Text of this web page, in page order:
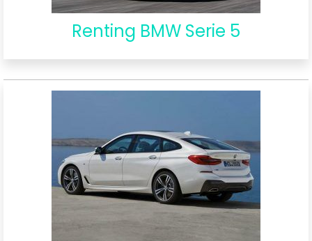
Renting BMW Serie 5